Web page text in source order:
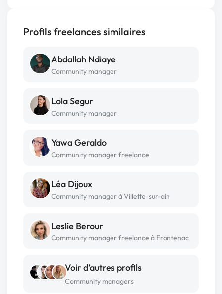
Profils freelances similaires
Abdallah Ndiaye
Community manager
Lola Segur
Community manager
Yawa Geraldo
Community manager freelance
Léa Dijoux
Community manager à Villette-sur-ain
Leslie Berour
Community manager freelance à Frontenac
Voir d’autres profils
Community managers